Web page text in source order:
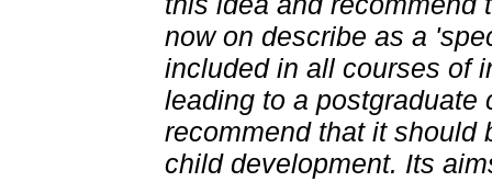
now on describe as a
included in all courses of
leading to a postgraduate
recommend that it should
child development. Its